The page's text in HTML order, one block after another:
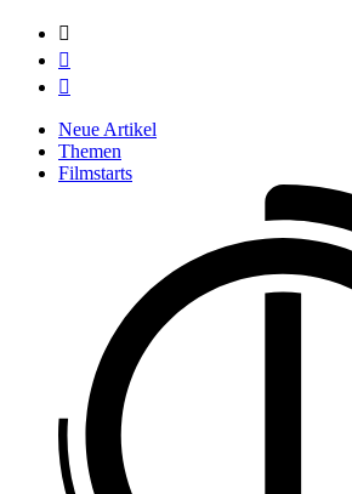



Neue Artikel
Themen
Filmstarts